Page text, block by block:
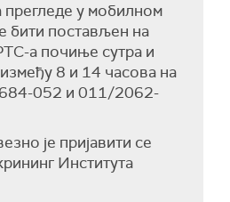
у мобилном
бити постављен на
а почиње сутра и
8 и 14 часова на
052 и 011/2062-
је пријавити се
Института